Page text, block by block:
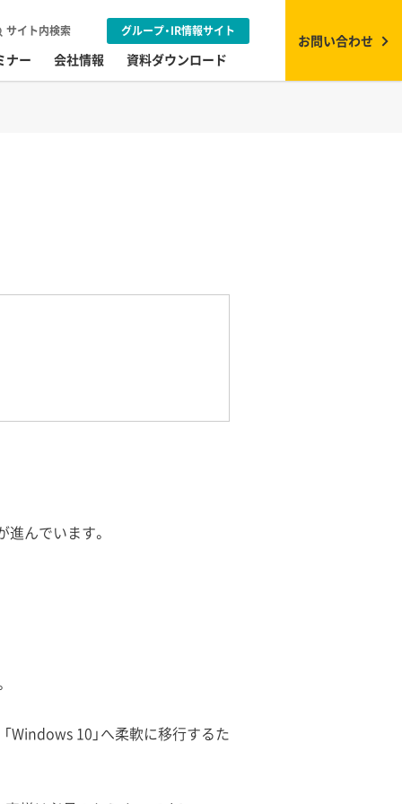
ナー 会社情報 資料ダウンロード
サイト内検索 グループ・IR情報サイト
お問い合わせ
んでいます。
Windows 10」へ柔軟に移行するた